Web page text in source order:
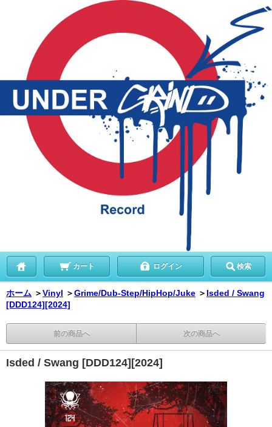
カート ログイン 検索
ホーム ＞Vinyl ＞Grime/Dub-Step/HipHop/Juke ＞ Isded / Swang
[DDD124][2024]
前の商品へ 次の商品へ
Isded / Swang [DDD124][2024]